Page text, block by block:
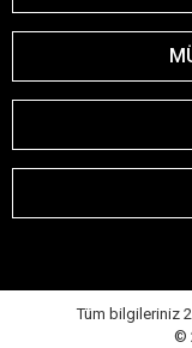
Tüm bilgileriniz
©